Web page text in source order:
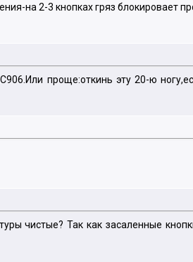
на 2-3 кнопках гряз блокировает
проще:откинь эту 20-ю
чистые? Так как засаленные